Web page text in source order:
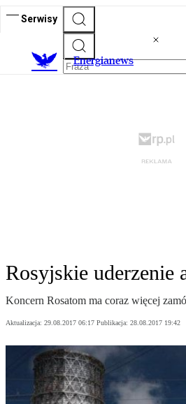
Serwisy
Energianews
Rosyjskie uderzenie
Koncern Rosatom ma coraz więcej
Aktualizacja: 29.08.2017 06:17 Publikacja: 28.08.2017 19:42